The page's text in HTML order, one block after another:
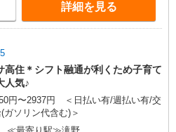
詳細を見る
高住＊シフト融通が利くため子育て
人気♪
円〜2937円 ＜日払い有/週払い有/交
ガソリン代含む)＞